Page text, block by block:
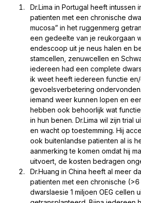
Dr.Lima in Portugal heeft intussen
patienten met een chronische
mucosa” in het ruggenmerg
een gedeelte van je reukorgaan
endescoop uit je neus halen en
stamcellen, zenuwcellen en
iedereen had een complete
ik weet heeft iedereen functie
gevoelsverbetering
iemand weer kunnen lopen en
hebben ook behoorlijk wat
in hun benen. Dr.Lima wil zijn trial
en wacht op toestemming. Hij
ook buitenlandse patienten al is
aanmerking te komen omdat hij
uitvoert, de kosten bedragen
Dr.Huang in China heeft al meer
patienten met een chronische (>6
dwarslaesie 1 miljoen OEG cellen